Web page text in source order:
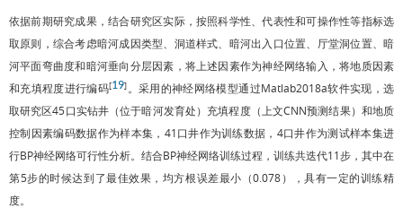
依据前期研究成果，结合研究区实际，按照科学性、代表性和可操作性等指标选
取原则，综合考虑暗河成因类型、洞道样式、暗河出入口位置、厅堂洞位置、暗
河平面弯曲度和暗河垂向分层因素，将上述因素作为神经网络输入，将地质因素
和充填程度进行编码[19] 。采用的神经网络模型通过Matlab2018a软件实现，选
取研究区45口实钻井（位于暗河发育处）充填程度（上文CNN预测结果）和地质
控制因素编码数据作为样本集，41口井作为训练数据，4口井作为测试样本集进
行BP神经网络可行性分析。结合BP神经网络训练过程，训练共迭代11步，其中在
第5步的时候达到了最佳效果，均方根误差最小（0.078），具有一定的训练精
度。